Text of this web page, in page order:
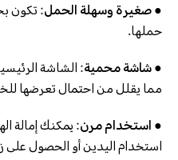
● صغيرة وسهلة الحمل: تكون
حملها.
● شاشة محمية: الشاشة
مما يقلل من احتمال تعرضها
● استخدام مرن: يمكنك إمالة
استخدام اليدين أو الحصول على